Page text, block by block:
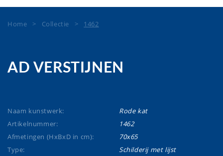
Home > Collectie > 1462
AD VERSTIJNEN
Naam kunstwerk:
Rode kat
Artikelnummer:
1462
Afmetingen (HxBxD in cm):
70x65
Type:
Schilderij met lijst